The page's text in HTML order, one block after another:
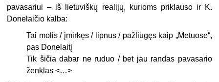
pavasariui – iš lietuviškų realijų, kurioms priklauso ir K.
Donelaičio kalba:
Tai molis / įmirkęs / lipnus / pažliugęs kaip „Metuose“,
pas Donelaitį
Tik šičia dabar ne ruduo / bet jau randas pavasario
ženklas <…>